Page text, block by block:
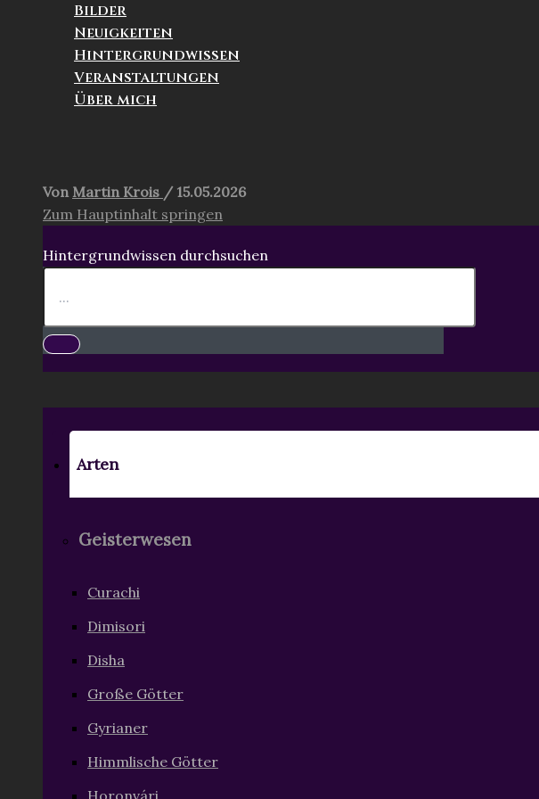
Bilder
Neuigkeiten
Hintergrundwissen
Veranstaltungen
Über mich
Von Martin Krois / 15.05.2026
Zum Hauptinhalt springen
Hintergrundwissen durchsuchen
Arten
Geisterwesen
Curachi
Dimisori
Disha
Große Götter
Gyrianer
Himmlische Götter
Horonvári